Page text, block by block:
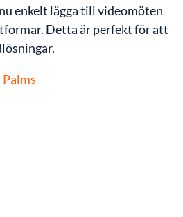
enkelt lägga till videomöten
Detta är perfekt för att